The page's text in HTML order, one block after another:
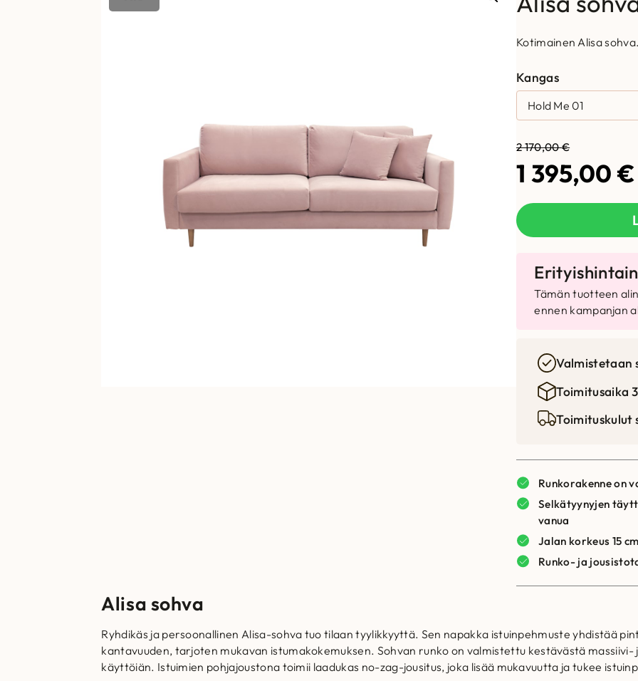
Kotimainen Alisa sohva.
Kangas
2 170,00€
A
l
k
n
e
n
h
i
n
1 395,00€
N
y
k
i
n
t
a
o
n
Tämän tuotteen
ennen kampanjan
Valmistetaan
Toimitusaika
Toimituskulut
Runkorakenne on
Selkätyynyjen
vanua
Jalan korkeus 15 cm
Runko- ja
Alisa sohva
Ryhdikäs ja persoonallinen Alisa-sohva tuo tilaan tyylikkyyttä. Sen napakka istuinpehmuste yhdistää
kantavuuden, tarjoten mukavan istumakokemuksen. Sohvan runko on valmistettu kestävästä
käyttöiän. Istuimien pohjajoustona toimii laadukas no-zag-jousitus, joka lisää mukavuutta ja tukee